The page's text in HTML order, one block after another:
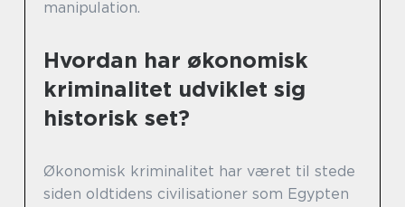
manipulation.
Hvordan har økonomisk
kriminalitet udviklet sig
historisk set?
Økonomisk kriminalitet har været til stede
siden oldtidens civilisationer som Egypten